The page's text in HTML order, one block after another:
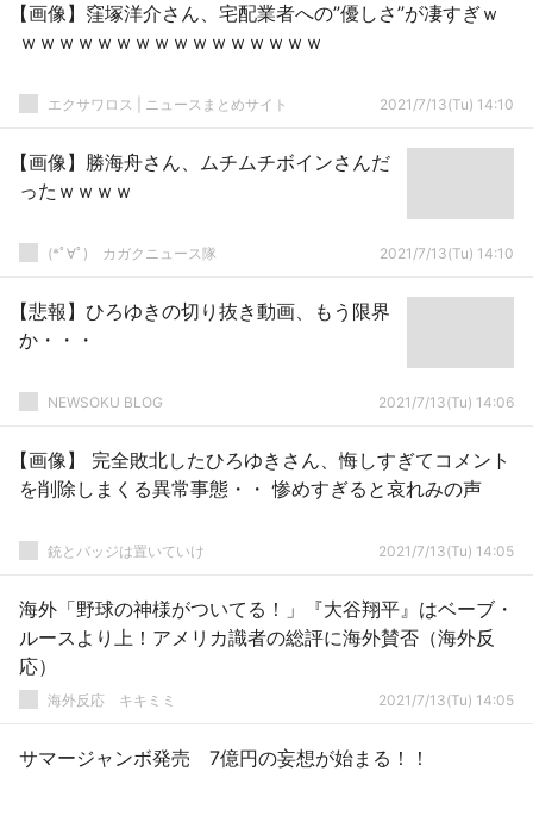
【画像】窪塚洋介さん、宅配業者への”優しさ”が凄すぎｗ
ｗｗｗｗｗｗｗｗｗｗｗｗｗｗｗｗ
エクサワロス | ニュースまとめサイト 2021/7/13(Tu) 14:10
【画像】勝海舟さん、ムチムチボインさんだ
ったｗｗｗｗ
(*ﾟ∀ﾟ)ゞカガクニュース隊 2021/7/13(Tu) 14:10
【悲報】ひろゆきの切り抜き動画、もう限界
か・・・
NEWSOKU BLOG 2021/7/13(Tu) 14:06
【画像】 完全敗北したひろゆきさん、悔しすぎてコメント
を削除しまくる異常事態・・ 惨めすぎると哀れみの声
銃とバッジは置いていけ 2021/7/13(Tu) 14:05
海外「野球の神様がついてる！」『大谷翔平』はベーブ・
ルースより上！アメリカ識者の総評に海外賛否（海外反
応）
­海外反応 キキミミ 2021/7/13(Tu) 14:05
サマージャンボ発売 7億円の妄想が始まる！！